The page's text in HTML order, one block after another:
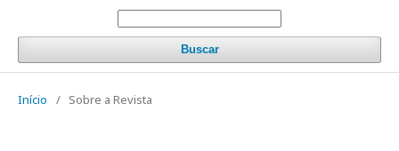
Buscar
Início / Sobre a Revista